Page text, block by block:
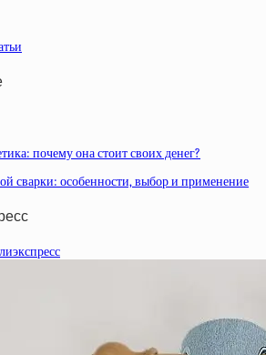
почему она стоит своих денег?
сварки: особенности, выбор и применение